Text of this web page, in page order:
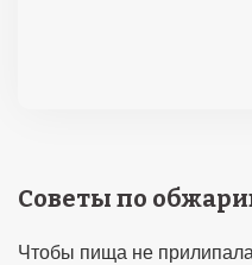
Советы по
Чтобы пища не